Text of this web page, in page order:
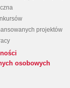
projektów
osobowych